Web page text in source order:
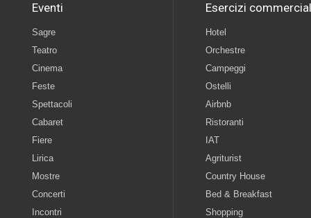
Eventi
Sagre
Teatro
Cinema
Feste
Spettacoli
Cabaret
Fiere
Lirica
Mostre
Concerti
Incontri
Esercizi
Hotel
Orchestre
Campeggi
Ostelli
Airbnb
Ristoranti
IAT
Agriturist
Country House
Bed & Breakfast
Shopping